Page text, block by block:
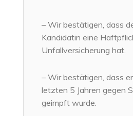
– Wir bestätigen, dass
Kandidatin eine
Unfallversicherung hat.
– Wir bestätigen, dass
letzten 5 Jahren gegen
geimpft wurde.